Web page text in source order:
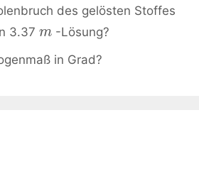
des gelösten Stoffes
3.37 m -Lösung?
in Grad?